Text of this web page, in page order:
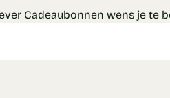
Cadeaubonnen wens je te